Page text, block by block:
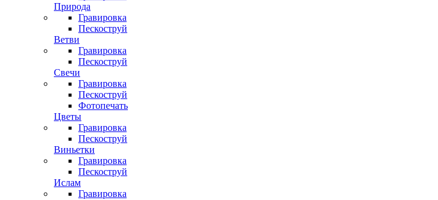
Природа
Гравировка
Пескоструй
Ветви
Гравировка
Пескоструй
Свечи
Гравировка
Пескоструй
Фотопечать
Цветы
Гравировка
Пескоструй
Виньетки
Гравировка
Пескоструй
Ислам
Гравировка